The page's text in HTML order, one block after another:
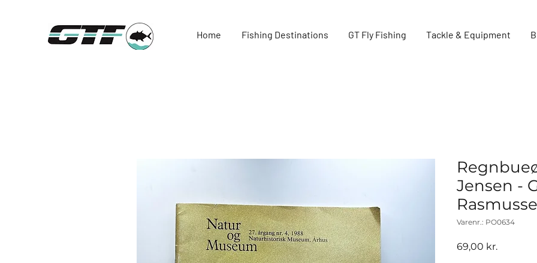
Home Fishing Destinations GT Fly Fishing Tackle & Equipment
Jensen -
Varenr.: PO0634
69,00 kr.Pris